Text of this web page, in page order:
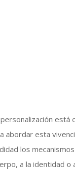
está
abordar esta
los
a la identidad o